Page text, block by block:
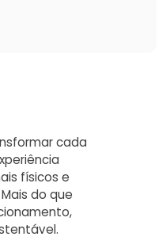
cada
físicos e
do que